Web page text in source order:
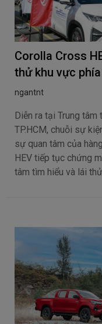
Corolla Cross
thử khu vực
ngantnt
Diễn ra tại Trung
TP.HCM, chuỗi sự
sự quan tâm của
HEV tiếp tục chứng
tâm tìm hiểu và lái